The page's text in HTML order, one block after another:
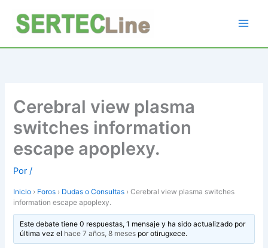
contenido
Cerebral view plasma
switches information
escape apoplexy.
Por/
Inicio › Foros › Dudas o Consultas › Cerebral view plasma switches
information escape apoplexy.
Este debate tiene 0 respuestas, 1 mensaje y ha sido actualizado por
última vez el hace 7 años, 8 mesesporotirugxece.